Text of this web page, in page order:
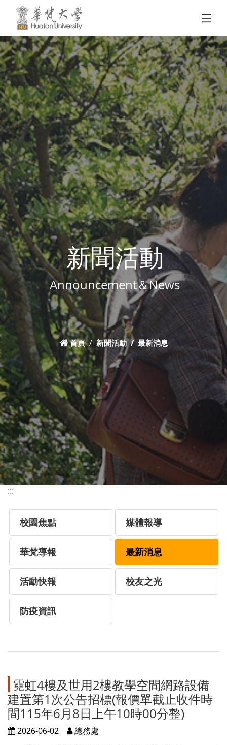
跳到頁面主要內容區
新聞活動
Announcement＆News
首頁 新聞活動 最新消息
:::
校園焦點 媒體報導
華梵導報 最新消息
活動快報 校友之光
防疫資訊
霓虹4樓及世用2樓教學空間網路設備
建置第1次公告招標(報價單截止收件時
間115年6月8日上午10時00分整)
2026-06-02
總務處